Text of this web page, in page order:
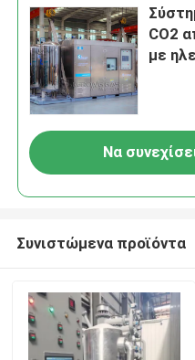
CO2
με
Να
Συνιστώμενα προϊόντα